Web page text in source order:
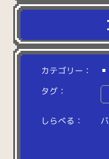
カテゴリー：
タグ：
しらべる： バ